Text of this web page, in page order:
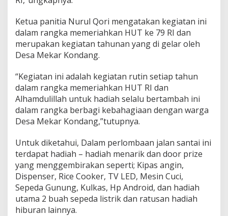
Ketua panitia Nurul Qori mengatakan kegiatan ini
dalam rangka memeriahkan HUT ke 79 RI dan
merupakan kegiatan tahunan yang di gelar oleh
Desa Mekar Kondang.
“Kegiatan ini adalah kegiatan rutin setiap tahun
dalam rangka memeriahkan HUT RI dan
Alhamdulillah untuk hadiah selalu bertambah ini
dalam rangka berbagi kebahagiaan dengan warga
Desa Mekar Kondang,”tutupnya.
Untuk diketahui, Dalam perlombaan jalan santai ini
terdapat hadiah – hadiah menarik dan door prize
yang menggembirakan seperti; Kipas angin,
Dispenser, Rice Cooker, TV LED, Mesin Cuci,
Sepeda Gunung, Kulkas, Hp Android, dan hadiah
utama 2 buah sepeda listrik dan ratusan hadiah
hiburan lainnya.